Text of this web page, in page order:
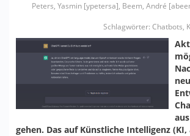
Peters, Yasmin [ypetersa], Beem, André
Schlagwörter: Chatbots,
gehen. Das auf Künstliche Intelligenz (KI,